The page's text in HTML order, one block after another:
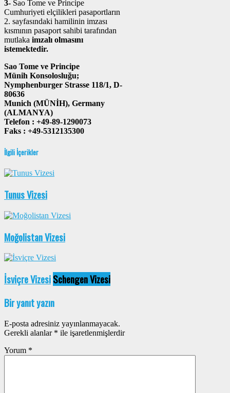
3- Sao Tome ve Principe
Cumhuriyeti elçilikleri pasaportların
2. sayfasındaki hamilinin imzası
kısmının pasaport sahibi tarafından
mutlaka imzalı olmasını
istemektedir.
Sao Tome ve Principe
Münih Konsolosluğu;
Nymphenburger Strasse 118/1, D-
80636
Munich (MÜNİH), Germany
(ALMANYA)
Telefon : +49-89-1290073
Faks : +49-5312135300
İlgili İçerikler
Tunus Vizesi
Moğolistan Vizesi
İsviçre VizesiSchengen Vizesi
Bir yanıt yazın
E-posta adresiniz yayınlanmayacak.
Gerekli alanlar * ile işaretlenmişlerdir
Yorum *